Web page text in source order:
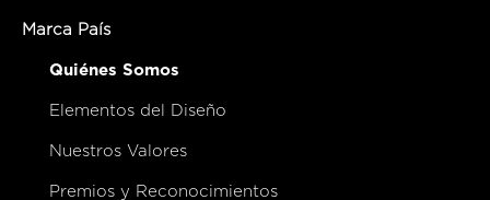
Marca País
Quiénes Somos
Elementos del Diseño
Nuestros Valores
Premios y Reconocimientos